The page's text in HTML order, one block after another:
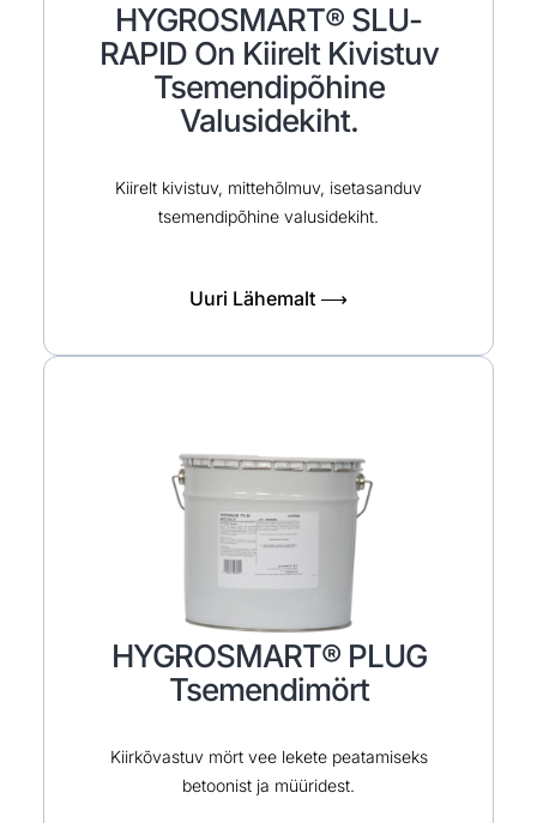
HYGROSMART® SLU-
RAPID On Kiirelt Kivistuv
Tsemendipõhine
Valusidekiht.
Kiirelt kivistuv, mittehõlmuv, isetasanduv
tsemendipõhine valusidekiht.
Uuri Lähemalt ⟶
HYGROSMART® PLUG
Tsemendimört
Kiirkõvastuv mört vee lekete peatamiseks
betoonist ja müüridest.